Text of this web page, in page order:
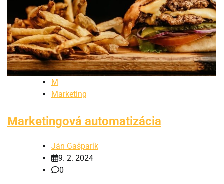
M
Marketing
Marketingová automatizácia
Ján Gašparík
9. 2. 2024
0